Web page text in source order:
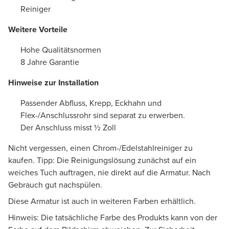
Reiniger
Weitere Vorteile
Hohe Qualitätsnormen
8 Jahre Garantie
Hinweise zur Installation
Passender Abfluss, Krepp, Eckhahn und
Flex-/Anschlussrohr sind separat zu erwerben.
Der Anschluss misst ½ Zoll
Nicht vergessen, einen Chrom-/Edelstahlreiniger zu
kaufen. Tipp: Die Reinigungslösung zunächst auf ein
weiches Tuch auftragen, nie direkt auf die Armatur. Nach
Gebrauch gut nachspülen.
Diese Armatur ist auch in weiteren Farben erhältlich.
Hinweis: Die tatsächliche Farbe des Produkts kann von der